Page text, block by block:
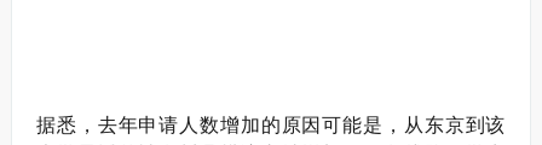
据悉，去年申请人数增加的原因可能是，从东京到该